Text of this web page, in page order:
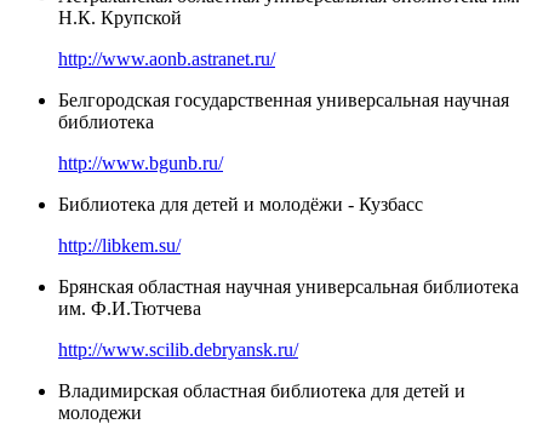
Н.К. Крупской
http://www.aonb.astranet.ru/
Белгородская государственная универсальная научная
библиотека
http://www.bgunb.ru/
Библиотека для детей и молодёжи - Кузбасс
http://libkem.su/
Брянская областная научная универсальная библиотека
им. Ф.И.Тютчева
http://www.scilib.debryansk.ru/
Владимирская областная библиотека для детей и
молодежи